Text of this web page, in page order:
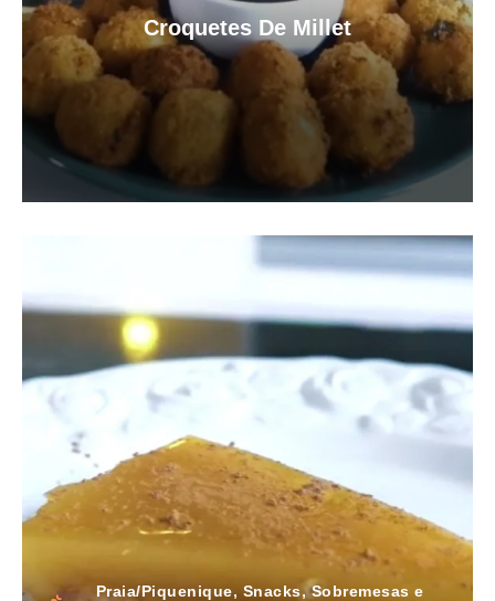
Croquetes De Millet
Praia/Piquenique, Snacks,Sobremesas e